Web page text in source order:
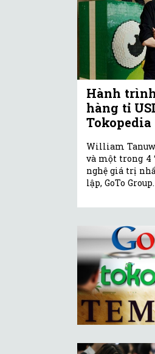
Hành
hàng tỉ
Tokopedia
William
và một trong 4
nghệ giá trị
lập, GoTo Group.